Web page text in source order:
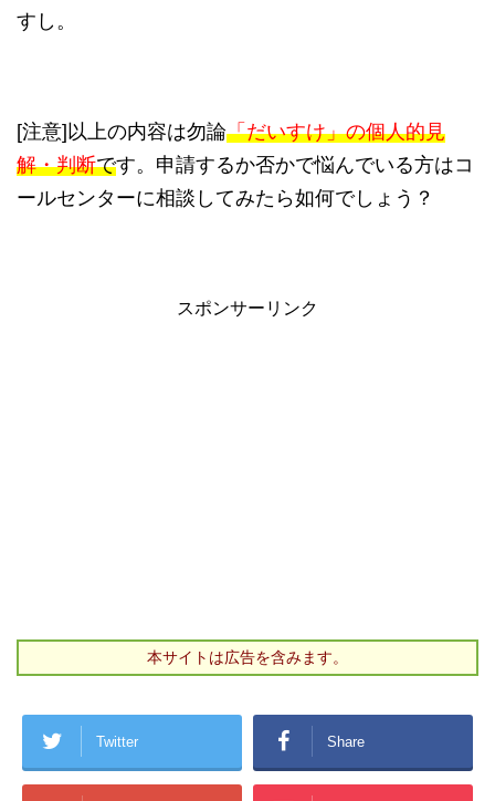
すし。
[注意]以上の内容は勿論「だいすけ」の個人的見
解・判断です。申請するか否かで悩んでいる方はコ
ールセンターに相談してみたら如何でしょう？
スポンサーリンク
本サイトは広告を含みます。
Twitter Share